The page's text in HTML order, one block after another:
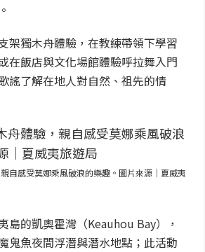
架獨木舟體驗，在教練帶領下學習
在飯店與文化場館體驗呼拉舞入門
謠了解在地人對自然、祖先的情
自感受莫娜乘風破浪的樂趣。圖片來源｜夏威夷
島的凱奧霍灣（Keauhou Bay），
鬼魚夜間浮潛與潛水地點；此活動